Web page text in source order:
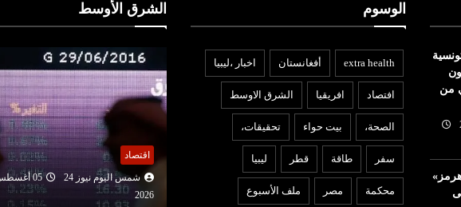
من
الوسوم
extra health أفغانستان اخبار ،ليبيا
افتصاد افريقيا الشرق الاوسط
الصحة، بيت حواء تحقيقات،
سفر طاقة قطر ليبيا
محكمة مصر ملف الأسبوع
الشرق الأوسط
05 أغسطس
اقتصاد
شمس اليوم نيوز 24
05 أغسطس
عربي ودولي
شمس اليوم نيوز 24
05
2026
لجنة برلمانية هندية تطالب